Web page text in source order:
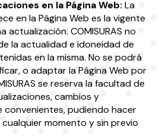
en la Página Web: La
en la Página Web es la vigente
actualización. COMISURAS no
la actualidad e idoneidad de
en la misma. No se podrá
o adaptar la Página Web por
se reserva la facultad de
cambios y
convenientes, pudiendo hacer
momento y sin previo